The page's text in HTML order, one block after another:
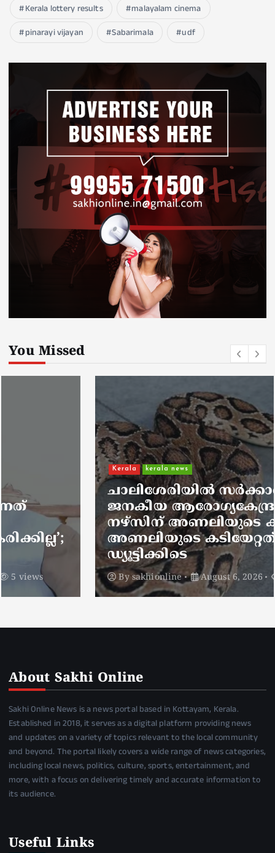
Kerala lottery results
malayalam cinema
pinarayi vijayan
Sabarimala udf
You Missed
kerala news
ചാലിശേരിയില്‍ സര്‍ക്കാര്‍
ജനകീയ ആരോഗ്യകേന്ദ്രത്തില്‍
നഴ്സിന് അണലിയുടെ കടിയേറ്റു;
അണലിയുടെ കടിയേറ്റത്
ഡ്യൂട്ടിക്കിടെ
By August 6, 2026 5 views
About Sakhi Online
Sakhi Online News is a news portal based in Kottayam, Kerala.
Established in 2018, it serves as a digital platform providing news
and updates on a variety of topics relevant to the local community
and beyond. The portal likely covers a wide range of news categories,
including local news, politics, culture, sports, entertainment, and
more, with a focus on delivering timely and accurate information to
its audience.
Useful Links